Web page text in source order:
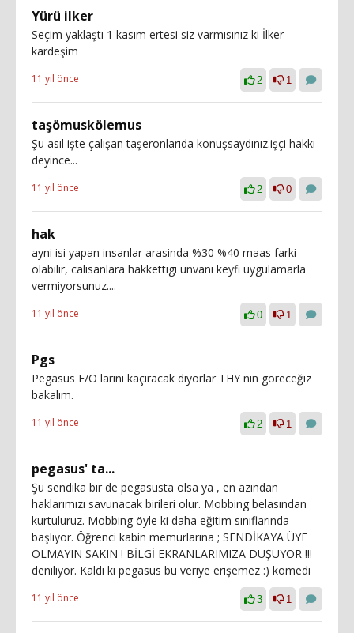
Yürü ilker
Seçim yaklaştı 1 kasım ertesi siz varmısınız ki İlker
kardeşim
11 yıl önce 2 1
taşömuskölemus
Şu asıl işte çalışan taşeronlarıda konuşsaydınız.işçi hakkı
deyince...
11 yıl önce 2 0
hak
ayni isi yapan insanlar arasinda %30 %40 maas farki
olabilir, calisanlara hakkettigi unvani keyfi uygulamarla
vermiyorsunuz....
11 yıl önce 0 1
Pgs
Pegasus F/O larını kaçıracak diyorlar THY nin göreceğiz
bakalım.
11 yıl önce 2 1
pegasus' ta...
Şu sendika bir de pegasusta olsa ya , en azından
haklarımızı savunacak birileri olur. Mobbing belasından
kurtuluruz. Mobbing öyle ki daha eğitim sınıflarında
başlıyor. Öğrenci kabin memurlarına ; SENDİKAYA ÜYE
OLMAYIN SAKIN ! BİLGİ EKRANLARIMIZA DÜŞÜYOR !!!
deniliyor. Kaldı ki pegasus bu veriye erişemez :) komedi
11 yıl önce 3 1